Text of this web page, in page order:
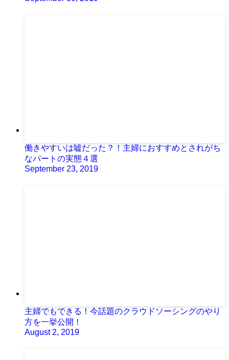
働きやすいは嘘だった？！主婦におすすめとされがち
なパートの実態４選
September 23, 2019
主婦でもできる！今話題のクラウドソーシングのやり
方を一挙公開！
August 2, 2019